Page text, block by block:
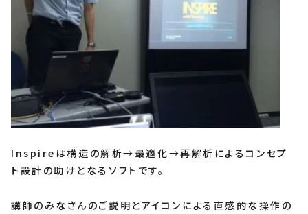
Inspireは構造の解析→最適化→再解析によるコンセプ
ト設計の助けとなるソフトです。
講師のみなさんのご説明とアイコンによる直感的な操作の